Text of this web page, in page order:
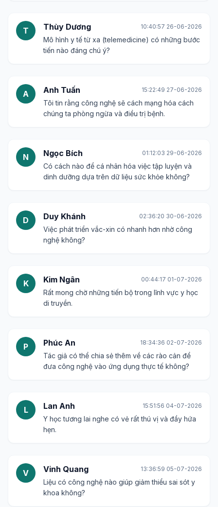
T Thùy Dương 10:40:57 26-06-2026
Mô hình y tế từ xa (telemedicine) có những bước
tiến nào đáng chú ý?
A Anh Tuấn 15:22:49 27-06-2026
Tôi tin rằng công nghệ sẽ cách mạng hóa cách
chúng ta phòng ngừa và điều trị bệnh.
N Ngọc Bích 01:12:03 29-06-2026
Có cách nào để cá nhân hóa việc tập luyện và
dinh dưỡng dựa trên dữ liệu sức khỏe không?
D Duy Khánh 02:36:20 30-06-2026
Việc phát triển vắc-xin có nhanh hơn nhờ công
nghệ không?
K Kim Ngân 00:44:17 01-07-2026
Rất mong chờ những tiến bộ trong lĩnh vực y học
di truyền.
P Phúc An 18:34:36 02-07-2026
Tác giả có thể chia sẻ thêm về các rào cản để
đưa công nghệ vào ứng dụng thực tế không?
L Lan Anh 15:51:56 04-07-2026
Y học tương lai nghe có vẻ rất thú vị và đầy hứa
hẹn.
V Vinh Quang 13:36:59 05-07-2026
Liệu có công nghệ nào giúp giảm thiểu sai sót y
khoa không?